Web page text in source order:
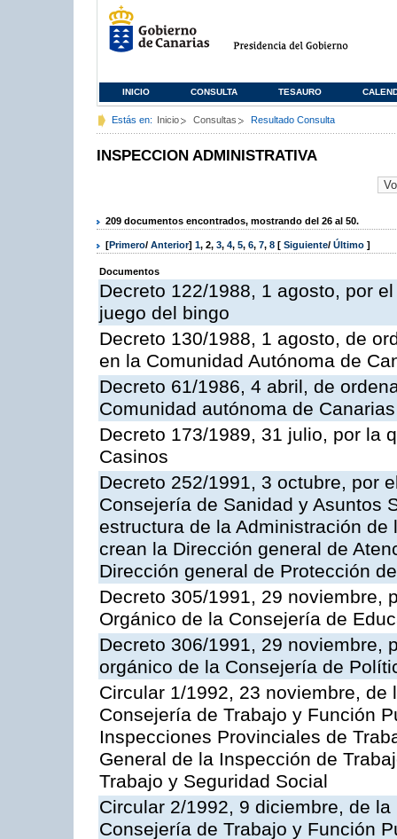
INICIO CONSULTA TESAURO
Estás en: Inicio Consultas Resultado Consulta
INSPECCION ADMINISTRATIVA
209 documentos encontrados, mostrando del 26 al 50.
[Primero/ Anterior] 1, 2, 3, 4, 5, 6, 7, 8 [ Siguiente/ Último ]
Documentos
Decreto 122/1988, 1 agosto, por
juego del bingo
Decreto 130/1988, 1 agosto, de
en la Comunidad Autónoma de
Decreto 61/1986, 4 abril, de
Comunidad autónoma de Canarias
Decreto 173/1989, 31 julio, por la
Casinos
Decreto 252/1991, 3 octubre, por
Consejería de Sanidad y Asuntos
estructura de la Administración
crean la Dirección general de
Dirección general de Protección
Decreto 305/1991, 29 noviembre,
Orgánico de la Consejería de
Decreto 306/1991, 29 noviembre,
orgánico de la Consejería de
Circular 1/1992, 23 noviembre,
Consejería de Trabajo y Función
Inspecciones Provinciales de
General de la Inspección de
Trabajo y Seguridad Social
Circular 2/1992, 9 diciembre, de
Consejería de Trabajo y Función